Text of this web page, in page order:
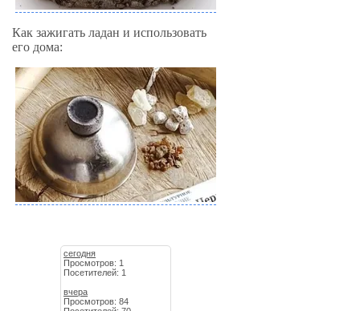
Как зажигать ладан и использовать
его дома:
сегодня
Просмотров: 1
Посетителей: 1
вчера
Просмотров: 84